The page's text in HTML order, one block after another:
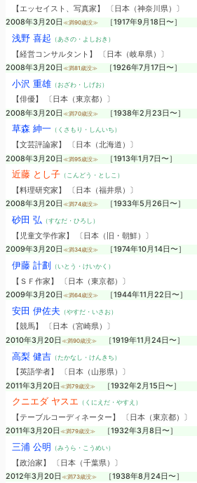
【エッセイスト、写真家】 〔日本（神奈川県）〕
2008年3月20日 ≪満90歳没≫ ［1917年9月18日〜］
浅野 喜起 （あさの・よしおき）
【経営コンサルタント】 〔日本（岐阜県）〕
2008年3月20日 ≪満81歳没≫ ［1926年7月17日〜］
小沢 重雄（おざわ・しげお）
【俳優】 〔日本（東京都）〕
2008年3月20日 ≪満70歳没≫ ［1938年2月23日〜］
草森 紳一（くさもり・しんいち）
【文芸評論家】 〔日本（北海道）〕
2008年3月20日 ≪満95歳没≫ ［1913年1月7日〜］
近藤 とし子（こんどう・としこ）
【料理研究家】 〔日本（福井県）〕
2008年3月20日 ≪満74歳没≫ ［1933年5月26日〜］
砂田 弘 （すなだ・ひろし）
【児童文学作家】 〔日本（旧・朝鮮）〕
2009年3月20日 ≪満34歳没≫ ［1974年10月14日〜］
伊藤 計劃 （いとう・けいかく）
【ＳＦ作家】 〔日本（東京都）〕
2009年3月20日 ≪満64歳没≫ ［1944年11月22日〜］
安田 伊佐夫 （やすだ・いさお）
【競馬】 〔日本（宮崎県）〕
2010年3月20日 ≪満90歳没≫ ［1919年11月24日〜］
高梨 健吉（たかなし・けんきち）
【英語学者】 〔日本（山形県）〕
2011年3月20日 ≪満79歳没≫ ［1932年2月15日〜］
クニエダ ヤスエ （くにえだ・やすえ）
【テーブルコーディネーター】 〔日本（東京都）〕
2011年3月20日 ≪満79歳没≫ ［1932年3月8日〜］
三浦 公明 （みうら・こうめい）
【政治家】 〔日本（千葉県）〕
2012年3月20日 ≪満73歳没≫ ［1938年8月24日〜］